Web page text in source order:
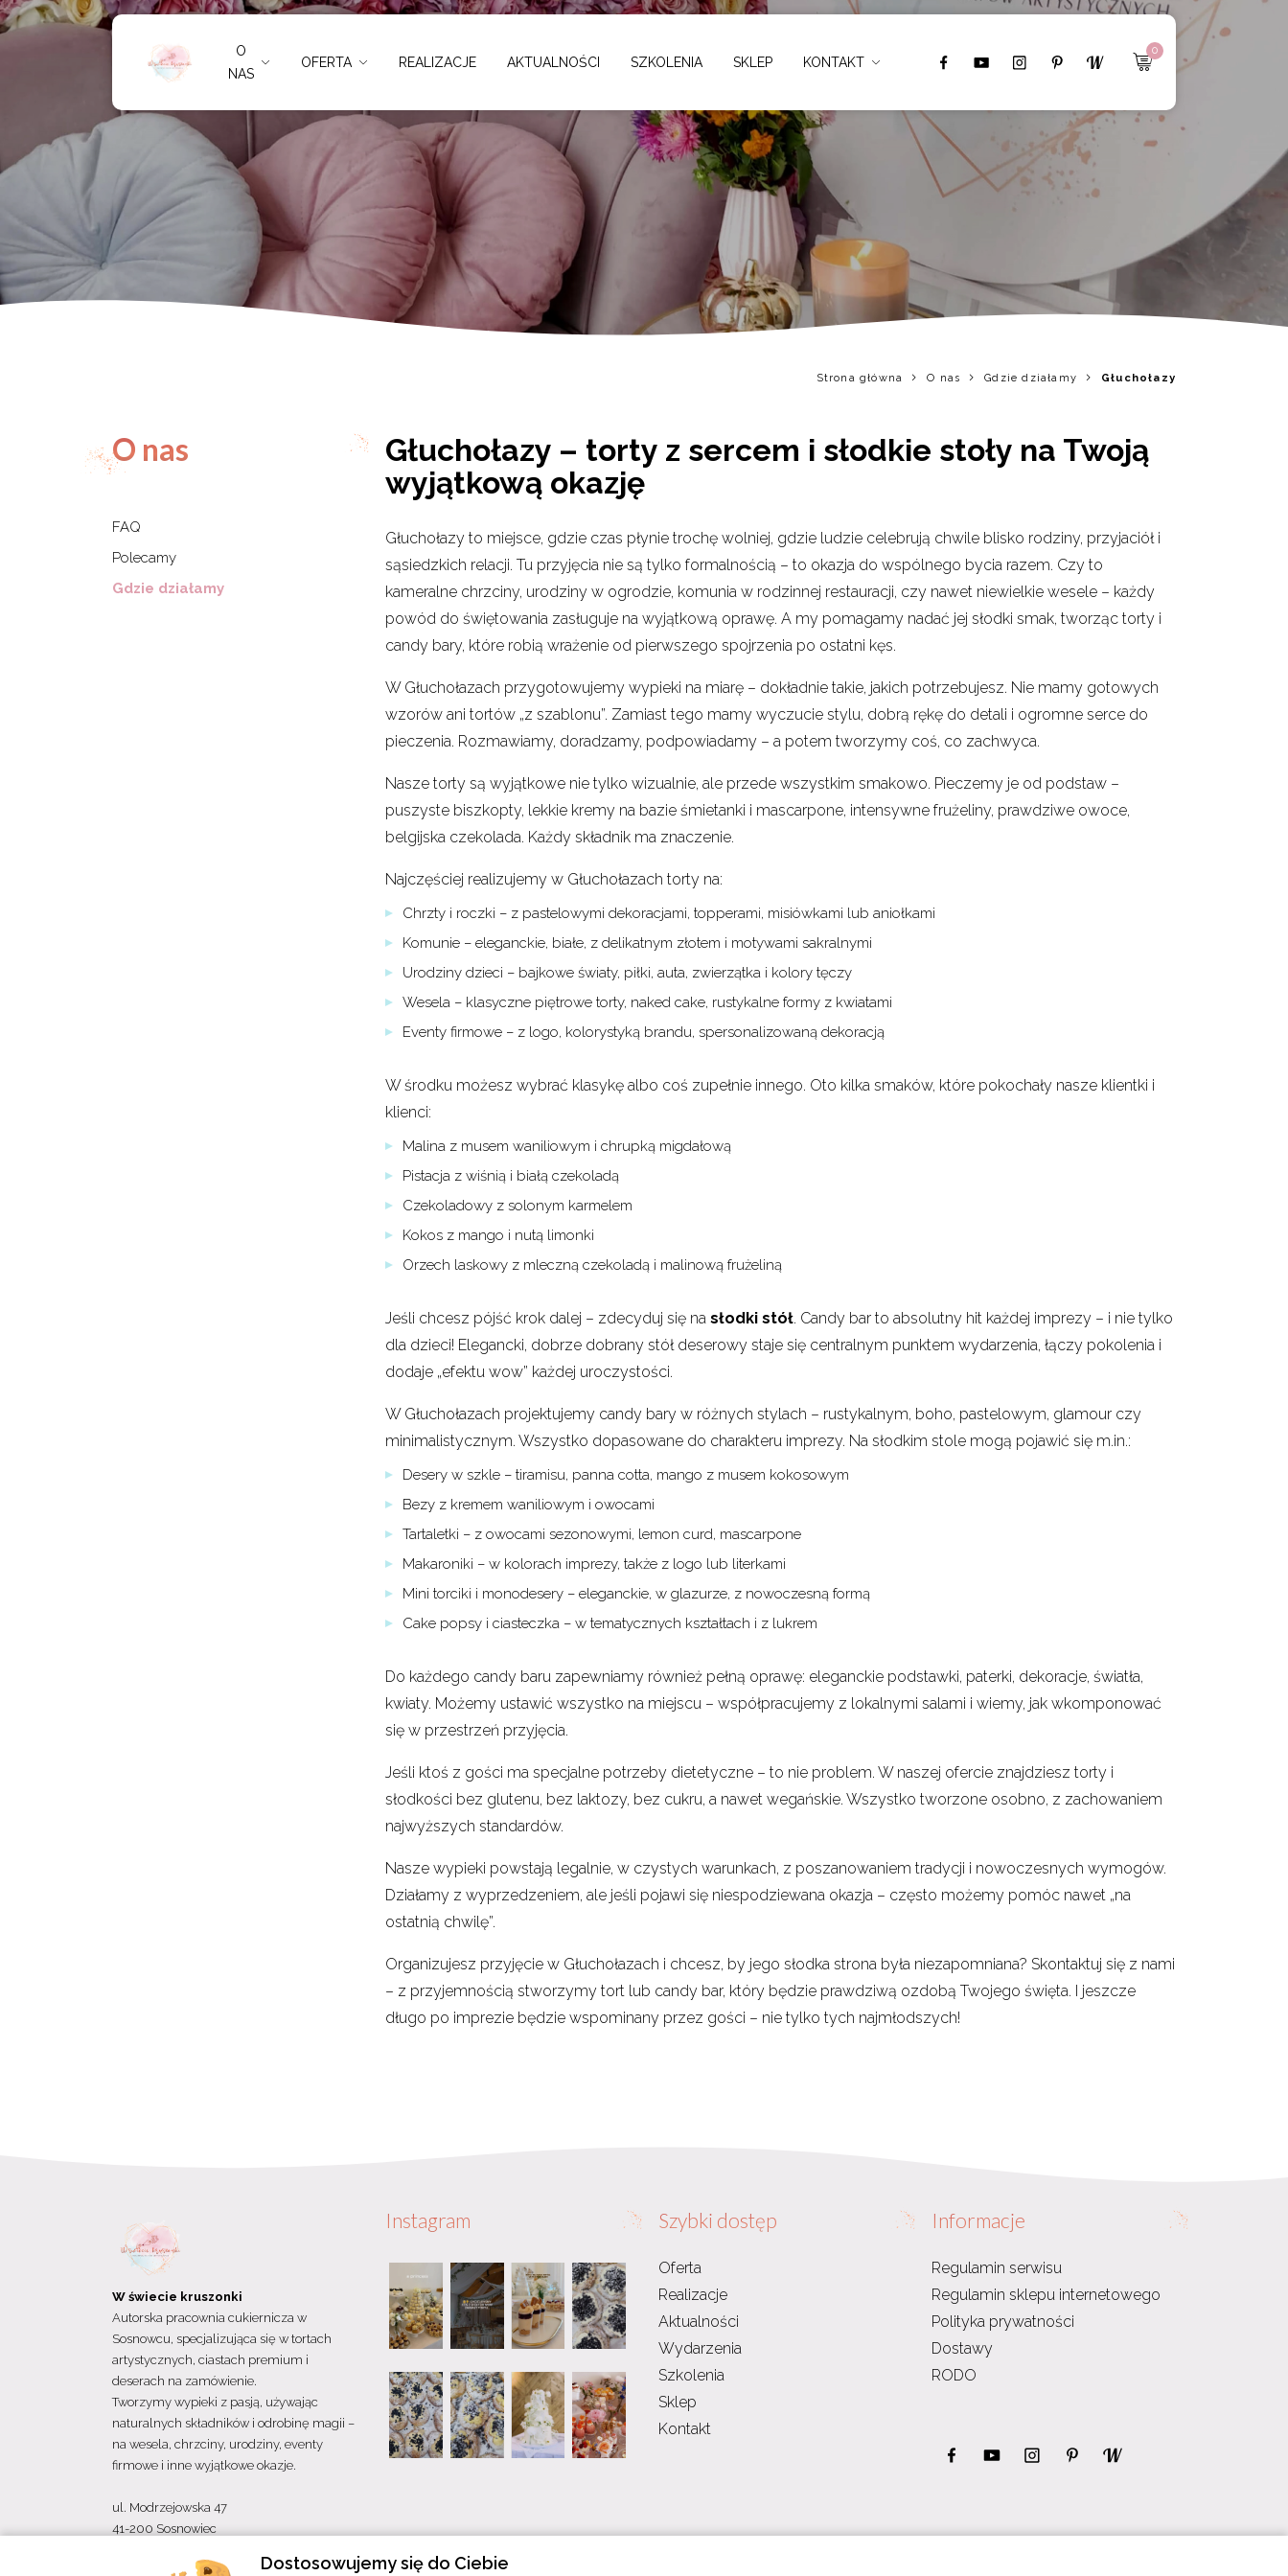
O
NAS
OFERTA REALIZACJE AKTUALNOŚCI SZKOLENIA SKLEP KONTAKT
0
Głuchołazy
Strona główna O nas Gdzie działamy Głuchołazy
O nas
FAQ
Polecamy
Gdzie działamy
Głuchołazy – torty z sercem i słodkie stoły na Twoją
wyjątkową okazję
Głuchołazy to miejsce, gdzie czas płynie trochę wolniej, gdzie ludzie celebrują chwile blisko rodziny, przyjaciół i
sąsiedzkich relacji. Tu przyjęcia nie są tylko formalnością – to okazja do wspólnego bycia razem. Czy to
kameralne chrzciny, urodziny w ogrodzie, komunia w rodzinnej restauracji, czy nawet niewielkie wesele – każdy
powód do świętowania zasługuje na wyjątkową oprawę. A my pomagamy nadać jej słodki smak, tworząc torty i
candy bary, które robią wrażenie od pierwszego spojrzenia po ostatni kęs.
W Głuchołazach przygotowujemy wypieki na miarę – dokładnie takie, jakich potrzebujesz. Nie mamy gotowych
wzorów ani tortów „z szablonu”. Zamiast tego mamy wyczucie stylu, dobrą rękę do detali i ogromne serce do
pieczenia. Rozmawiamy, doradzamy, podpowiadamy – a potem tworzymy coś, co zachwyca.
Nasze torty są wyjątkowe nie tylko wizualnie, ale przede wszystkim smakowo. Pieczemy je od podstaw –
puszyste biszkopty, lekkie kremy na bazie śmietanki i mascarpone, intensywne frużeliny, prawdziwe owoce,
belgijska czekolada. Każdy składnik ma znaczenie.
Najczęściej realizujemy w Głuchołazach torty na:
Chrzty i roczki – z pastelowymi dekoracjami, topperami, misiówkami lub aniołkami
Komunie – eleganckie, białe, z delikatnym złotem i motywami sakralnymi
Urodziny dzieci – bajkowe światy, piłki, auta, zwierzątka i kolory tęczy
Wesela – klasyczne piętrowe torty, naked cake, rustykalne formy z kwiatami
Eventy firmowe – z logo, kolorystyką brandu, spersonalizowaną dekoracją
W środku możesz wybrać klasykę albo coś zupełnie innego. Oto kilka smaków, które pokochały nasze klientki i
klienci:
Malina z musem waniliowym i chrupką migdałową
Pistacja z wiśnią i białą czekoladą
Czekoladowy z solonym karmelem
Kokos z mango i nutą limonki
Orzech laskowy z mleczną czekoladą i malinową frużeliną
Jeśli chcesz pójść krok dalej – zdecyduj się na słodki stół. Candy bar to absolutny hit każdej imprezy – i nie tylko
dla dzieci! Elegancki, dobrze dobrany stół deserowy staje się centralnym punktem wydarzenia, łączy pokolenia i
dodaje „efektu wow” każdej uroczystości.
W Głuchołazach projektujemy candy bary w różnych stylach – rustykalnym, boho, pastelowym, glamour czy
minimalistycznym. Wszystko dopasowane do charakteru imprezy. Na słodkim stole mogą pojawić się m.in.:
Desery w szkle – tiramisu, panna cotta, mango z musem kokosowym
Bezy z kremem waniliowym i owocami
Tartaletki – z owocami sezonowymi, lemon curd, mascarpone
Makaroniki – w kolorach imprezy, także z logo lub literkami
Mini torciki i monodesery – eleganckie, w glazurze, z nowoczesną formą
Cake popsy i ciasteczka – w tematycznych kształtach i z lukrem
Do każdego candy baru zapewniamy również pełną oprawę: eleganckie podstawki, paterki, dekoracje, światła,
kwiaty. Możemy ustawić wszystko na miejscu – współpracujemy z lokalnymi salami i wiemy, jak wkomponować
się w przestrzeń przyjęcia.
Jeśli ktoś z gości ma specjalne potrzeby dietetyczne – to nie problem. W naszej ofercie znajdziesz torty i
słodkości bez glutenu, bez laktozy, bez cukru, a nawet wegańskie. Wszystko tworzone osobno, z zachowaniem
najwyższych standardów.
Nasze wypieki powstają legalnie, w czystych warunkach, z poszanowaniem tradycji i nowoczesnych wymogów.
Działamy z wyprzedzeniem, ale jeśli pojawi się niespodziewana okazja – często możemy pomóc nawet „na
ostatnią chwilę”.
Organizujesz przyjęcie w Głuchołazach i chcesz, by jego słodka strona była niezapomniana? Skontaktuj się z nami
– z przyjemnością stworzymy tort lub candy bar, który będzie prawdziwą ozdobą Twojego święta. I jeszcze
długo po imprezie będzie wspominany przez gości – nie tylko tych najmłodszych!
W świecie kruszonki
Autorska pracownia cukiernicza w
Sosnowcu, specjalizująca się w tortach
artystycznych, ciastach premium i
deserach na zamówienie.
Tworzymy wypieki z pasją, używając
naturalnych składników i odrobinę magii –
na wesela, chrzciny, urodziny, eventy
firmowe i inne wyjątkowe okazje.
ul. Modrzejowska 47
41-200 Sosnowiec
Instagram Szybki dostęp
Oferta
Realizacje
Aktualności
Wydarzenia
Szkolenia
Sklep
Kontakt
Informacje
Regulamin serwisu
Regulamin sklepu internetowego
Polityka prywatności
Dostawy
RODO
Dostosowujemy się do Ciebie